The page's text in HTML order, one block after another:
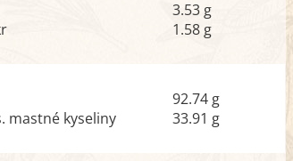
3.53 g
1.58 g
mastné kyseliny
92.74 g
33.91 g